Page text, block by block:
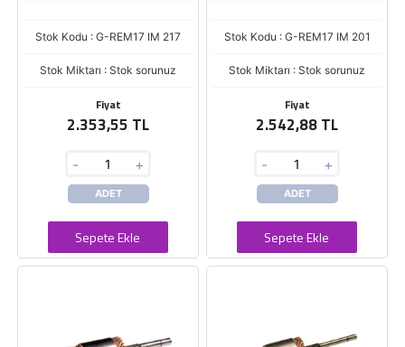
Stok Kodu : G-REM17 IM 217
Stok Miktarı : Stok sorunuz
Fiyat
2.353,55 TL
- +
ADET
Sepete Ekle
Stok Kodu : G-REM17 IM 201
Stok Miktarı : Stok sorunuz
Fiyat
2.542,88 TL
- +
ADET
Sepete Ekle